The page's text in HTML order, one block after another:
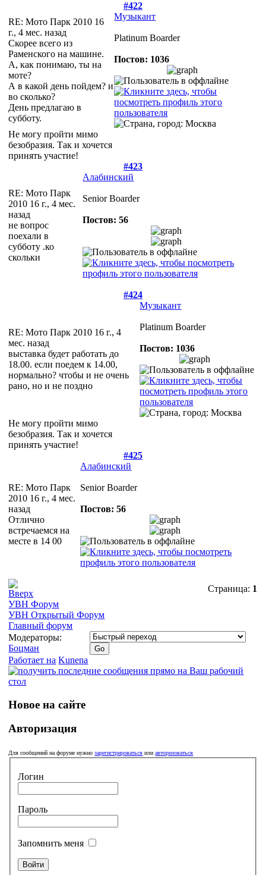
#422
RE: Мото Парк 2010 16
г., 4 мес. назад
Скорее всего из
Раменского на машине.
А, как понимаю, ты на
моте?
А в какой день пойдем? и
во сколько?
День предлагаю в
субботу.
Музыкант
Platinum Boarder
Постов: 1036
Не могу пройти мимо
безобразия. Так и хочется
принять участие!
#423
RE: Мото Парк
2010 16 г., 4 мес.
назад
не вопрос
поехали в
субботу .ко
скольки
Алабинский
Senior Boarder
Постов: 56
#424
RE: Мото Парк 2010 16 г., 4
мес. назад
выставка будет работать до
18.00. если поедем к 14.00,
нормально? чтобы и не очень
рано, но и не поздно
Музыкант
Platinum Boarder
Постов: 1036
Не могу пройти мимо
безобразия. Так и хочется
принять участие!
#425
RE: Мото Парк
2010 16 г., 4 мес.
назад
Отлично
встречаемся на
месте в 14 00
Алабинский
Senior Boarder
Постов: 56
Страница: 1
УВН Форум
УВН Открытый Форум
Главный форум
Модераторы:
Боцман
Работает на Kunena
Новое на сайте
Авторизация
Для сообщений на форуме нужнозарегистрироваться илиавторизоваться
Логин
Пароль
Запомнить меня